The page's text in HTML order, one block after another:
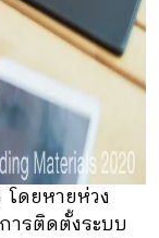
โดยหายห่วง
ารติดตั้งระบบ